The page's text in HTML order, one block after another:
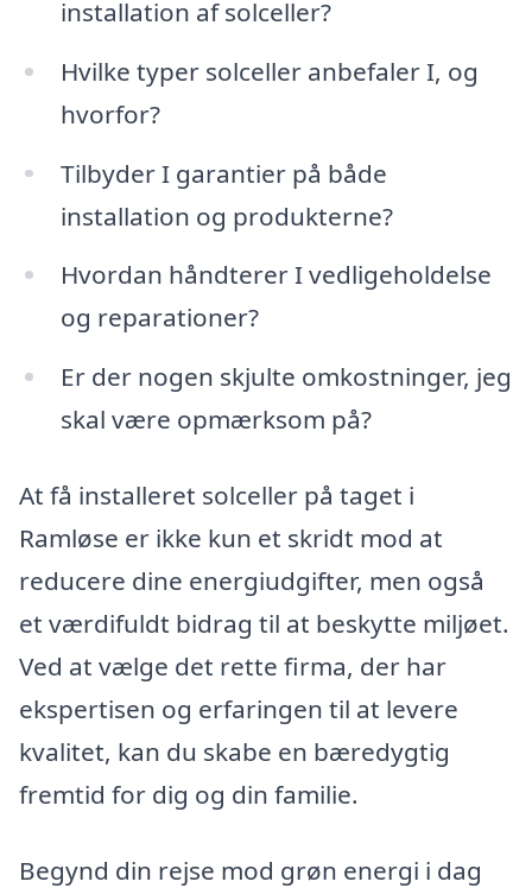
installation af solceller?
Hvilke typer solceller anbefaler I, og
hvorfor?
Tilbyder I garantier på både
installation og produkterne?
Hvordan håndterer I vedligeholdelse
og reparationer?
Er der nogen skjulte omkostninger, jeg
skal være opmærksom på?
At få installeret solceller på taget i
Ramløse er ikke kun et skridt mod at
reducere dine energiudgifter, men også
et værdifuldt bidrag til at beskytte miljøet.
Ved at vælge det rette firma, der har
ekspertisen og erfaringen til at levere
kvalitet, kan du skabe en bæredygtig
fremtid for dig og din familie.
Begynd din rejse mod grøn energi i dag